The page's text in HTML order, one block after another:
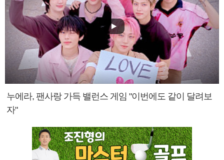
누에라, 팬사랑 가득 밸런스 게임 "이번에도 같이 달려보
자"